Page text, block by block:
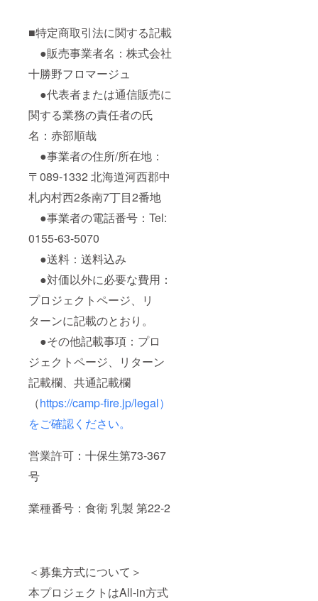
■特定商取引法に関する記載
●販売事業者名：株式会社
十勝野フロマージュ
●代表者または通信販売に
関する業務の責任者の氏
名：赤部順哉
●事業者の住所/所在地：
〒089-1332 北海道河西郡中
札内村西2条南7丁目2番地
●事業者の電話番号：Tel:
0155-63-5070
●送料：送料込み
●対価以外に必要な費用：
プロジェクトページ、リ
ターンに記載のとおり。
●その他記載事項：プロ
ジェクトページ、リターン
記載欄、共通記載欄
（https://camp-fire.jp/legal）
をご確認ください。
営業許可：十保生第73-367
号
業種番号：食衛 乳製 第22-2
＜募集方式について＞
本プロジェクトはAll-in方式